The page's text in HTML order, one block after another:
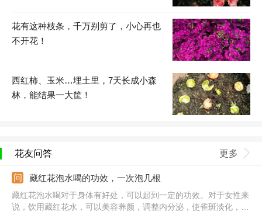
花有这种枝条，千万别剪了，小心再也
不开花！
西红柿、玉米…埋土里，7天长成小森
林，能结果一大筐！
花友问答 更多
藏红花泡水喝的功效，一次泡几根
藏红花泡水喝对于身体有好处，可以起到一定的功效。对于女性来
说，饮用藏红花水，可以美容养颜，调整内分泌，使雀斑淡化，并